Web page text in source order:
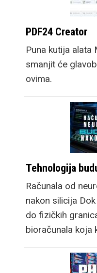
PDF24 Creator
Puna kutija
smanjit će
ovima.
Tehnologija
Računala od
nakon silicija
do fizičkih
bioračunala koja